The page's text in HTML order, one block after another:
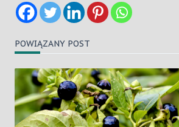
POWIĄZANY POST